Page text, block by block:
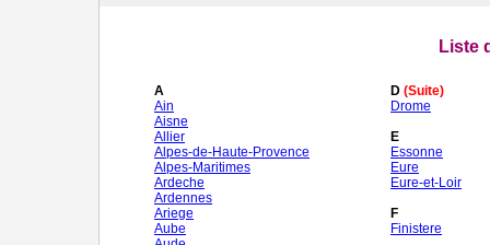
Liste
A
Ain
Aisne
Allier
Alpes-de-Haute-Provence
Alpes-Maritimes
Ardeche
Ardennes
Ariege
Aube
D (Suite)
Drome
E
Essonne
Eure
Eure-et-Loir
F
Finistere